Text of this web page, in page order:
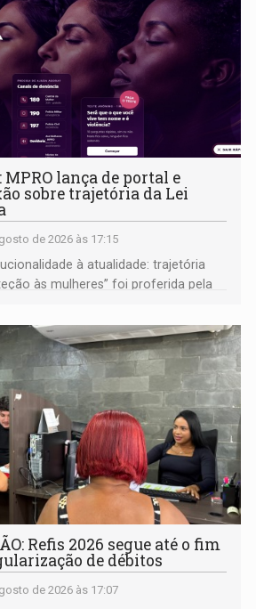
MPRO lança de portal e
sobre trajetória da Lei
de 2026 às 17:15
à atualidade: trajetória
às mulheres” foi proferida pela
Refis 2026 segue até o fim
de débitos
de 2026 às 17:07